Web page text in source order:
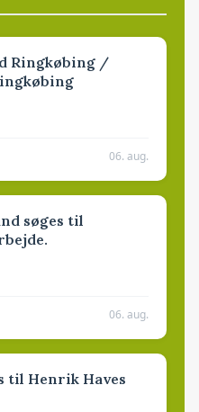
Ringkøbing /
06. aug.
søges til
06. aug.
til Henrik Haves